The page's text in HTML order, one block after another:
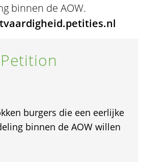
binnen de AOW.
Petition
burgers die een eerlijke
binnen de AOW willen